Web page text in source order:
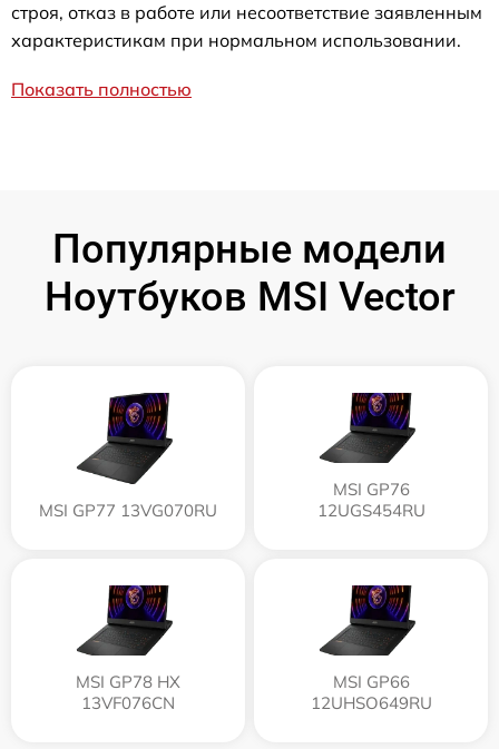
строя, отказ в работе или несоответствие заявленным
характеристикам при нормальном использовании.
Показать полностью
Популярные модели
Ноутбуков MSI Vector
MSI GP77 13VG070RU
MSI GP76
12UGS454RU
MSI GP78 HX
13VF076CN
MSI GP66
12UHSO649RU